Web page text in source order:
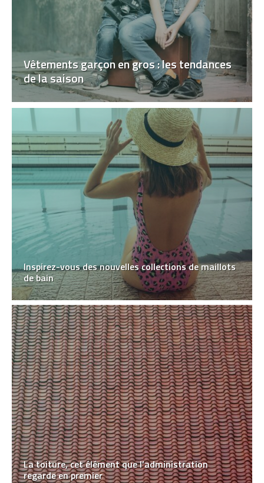
Vêtements garçon en gros : les tendances
de la saison
Inspirez-vous des nouvelles collections de maillots
de bain
La toiture, cet élément que l’administration
regarde en premier